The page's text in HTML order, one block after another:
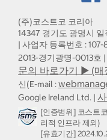
(주)코스트코 코리아
14347 경기도 광명시
| 사업자 등록번호 :
2013-경기광명-0013호
문의 바로가기 ▶ (매
신(E-mail :
Google Ireland Ltd. |
[인증범위] 코스트
리적 인프라 제외)
[유효기간]